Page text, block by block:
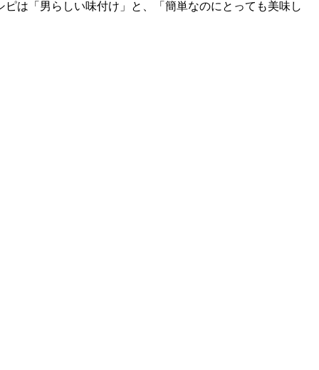
は「男らしい味付け」と、「簡単なのにとっても美味し